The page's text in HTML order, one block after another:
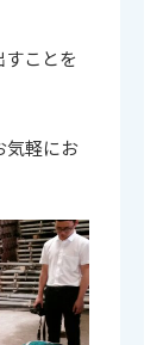
ことを
気軽にお